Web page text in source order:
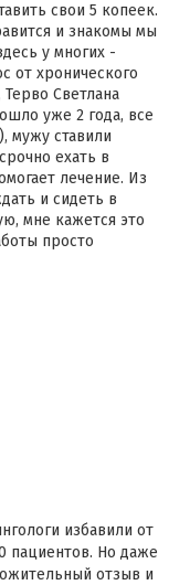
свои 5 копеек.
и знакомы мы
у многих -
от хронического
Светлана
уже 2 года, все
мужу ставили
ехать в
лечение. Из
и сидеть в
мне кажется это
просто
избавили от
пациентов. Но даже
отзыв и